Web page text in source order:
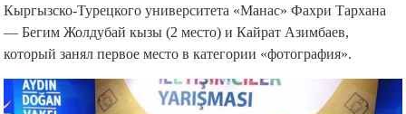
Кыргызско-Турецкого университета «Манас» Фахри Тархана
— Бегим Жолдубай кызы (2 место) и Кайрат Азимбаев,
который занял первое место в категории «фотография».